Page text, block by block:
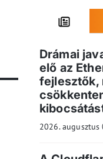
Drámai
elő az
fejlesztők,
2026. augusztus